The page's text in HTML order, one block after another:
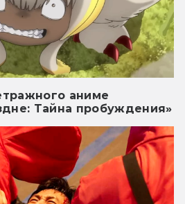
аниме
Тайна пробуждения»